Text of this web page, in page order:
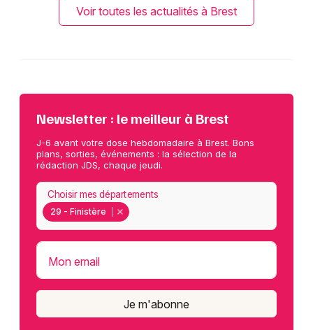
Voir toutes les actualités à Brest
Newsletter : le meilleur à Brest
J-6 avant votre dose hebdomadaire à Brest. Bons
plans, sorties, événements : la sélection de la
rédaction JDS, chaque jeudi.
29 - Finistère
Choisir mes départements
Mon email
Je m'abonne